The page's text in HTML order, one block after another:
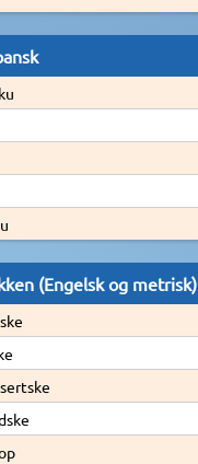
(Engelsk og metrisk)